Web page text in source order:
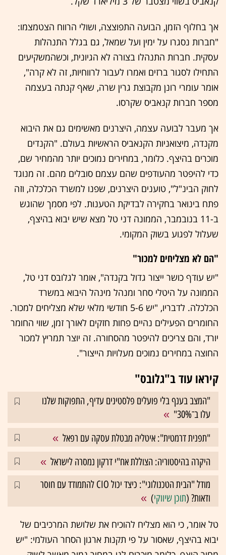
אך בחלוף הזמן, הבועה התפוצצה, ושולי הרווח הצטמצמו:
"חברות נסגרו על ימין ועל שמאל, גם בגלל התנהלות
עסקית. חברות התנהלו בצורה לא הגיונית, וכשהמשקיעים
התחילו לסגור ברזים ואמרו לעבור לרווחיות, זה לא קרה",
אומר עומרי רונן מקבוצת גרין שרה, שאף קנתה בעצמה
מספר חברות קנאביס שקרסו.
אך מעבר לבועה עצמה, היצרנים מאשימים גם את היבוא
מקנדה, מיצואניות הקנאביס הראשיות בעולם. "הקנדים
מוכרים בהיצף. כלומר, במחירים נמוכים יותר מהמחיר שם,
כדי להיפטר מהעודפים שהם עצמם סובלים מהם. זה מנוגד
לחוק הבינ"ל", טוענים היצרנים, שפנו למשרד הכלכלה, וזה
פתח בינואר בחקירה לבדיקת הטענות. לפי מסמך שהוגש
ב-11 בנובמבר, הממונה דני טל מצא שיש יבוא בהיצף,
שעלול לפגוע בשוק המקומי.
"הם לא מצליחים למכור"
"יש עודף כושר ייצור גדול בקנדה", אומר לגלובס דני טל,
הממונה על היטלי סחר ומנהל מינהל היבוא במשרד
הכלכלה. לדבריו, "יש 5-6 חודשי מלאי שלא מצליחים למכור.
החומרים הפעילים נהיים פחות חזקים לאורך זמן, שווי החומר
יורד, והם צריכים להיפטר מהסחורה. זה יוצר תמריץ למכור
החוצה במחירים נמוכים מעלויות הייצור".
קיראו עוד ב"גלובס"
"המצב בענף בלי פועלים פלסטינים עדיף, התפוקות שלנו
עלו ב־30%"
"תפנית דרמטית": איטליה מבטלת עסקה עם רפאל
היקרה בהיסטוריה: הצוללת אח"י דרקון נמסרה לישראל
מודל "הבית הטכנולוגי": כיצד יכול CIO להתמודד עם חוסר
ודאות? (תוכן שיווקי)
טל אומר, כי הוא מצליח להוכיח את שלושת המרכיבים של
יבוא בהיצף, שאסור על פי תקנות ארגון הסחר העולמי: "יש